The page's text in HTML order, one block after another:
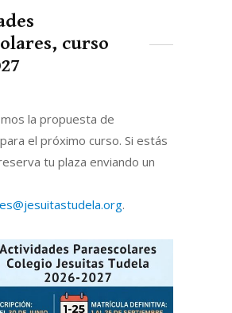
curso
la propuesta de
el próximo curso. Si estás
tu plaza enviando un
.